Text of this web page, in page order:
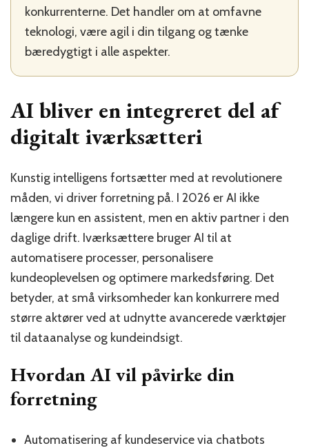
konkurrenterne. Det handler om at omfavne
teknologi, være agil i din tilgang og tænke
bæredygtigt i alle aspekter.
AI bliver en integreret del af
digitalt iværksætteri
Kunstig intelligens fortsætter med at revolutionere
måden, vi driver forretning på. I 2026 er AI ikke
længere kun en assistent, men en aktiv partner i den
daglige drift. Iværksættere bruger AI til at
automatisere processer, personalisere
kundeoplevelsen og optimere markedsføring. Det
betyder, at små virksomheder kan konkurrere med
større aktører ved at udnytte avancerede værktøjer
til dataanalyse og kundeindsigt.
Hvordan AI vil påvirke din
forretning
Automatisering af kundeservice via chatbots